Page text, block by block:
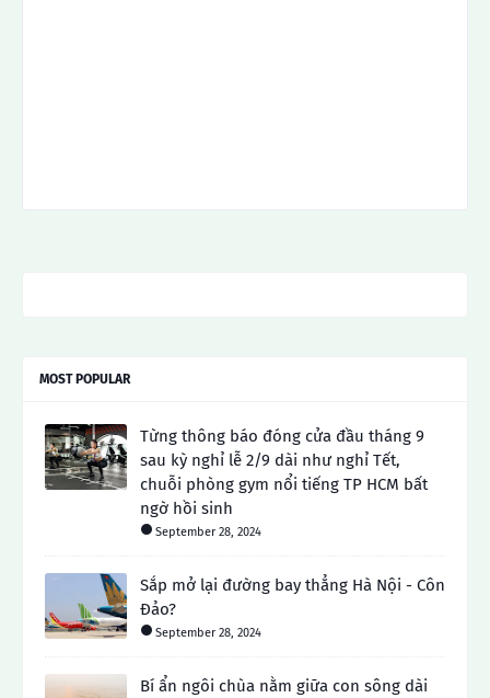
MOST POPULAR
Từng thông báo đóng cửa đầu tháng 9
sau kỳ nghỉ lễ 2/9 dài như nghỉ Tết,
chuỗi phòng gym nổi tiếng TP HCM bất
ngờ hồi sinh
September 28, 2024
Sắp mở lại đường bay thẳng Hà Nội - Côn
Đảo?
September 28, 2024
Bí ẩn ngôi chùa nằm giữa con sông dài